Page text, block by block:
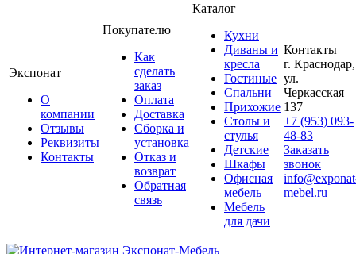
Экспонат
О
компании
Отзывы
Реквизиты
Контакты
Покупателю
Как
сделать
заказ
Оплата
Доставка
Сборка и
установка
Отказ и
возврат
Обратная
связь
Каталог
Кухни
Диваны и
кресла
Гостиные
Спальни
Прихожие
Столы и
стулья
Детские
Шкафы
Офисная
мебель
Мебель
для дачи
Контакты
г. Краснодар,
ул.
Черкасская
137
+7 (953) 093-
48-83
Заказать
звонок
mebel.ru